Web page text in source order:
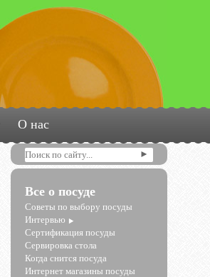
О нас
Все о посуде
Советы по выбору посуды
Интервью
Сертификация посуды
Сервировка стола
Когда снится посуда
Интернет магазины посуды